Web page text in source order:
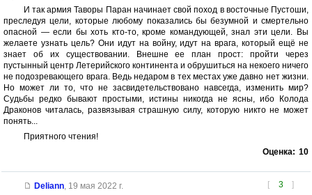
И так армия Таворы Паран начинает свой поход в восточные Пустоши,
преследуя цели, которые любому показались бы безумной и смертельно
опасной — если бы хоть кто-то, кроме командующей, знал эти цели. Вы
желаете узнать цель? Они идут на войну, идут на врага, который ещё не
знает об их существовании. Внешне ее план прост: пройти через
пустынный центр Летерийского континента и обрушиться на некоего ничего
не подозревающего врага. Ведь недаром в тех местах уже давно нет жизни.
Но может ли то, что не засвидетельствовано навсегда, изменить мир?
Судьбы редко бывают простыми, истины никогда не ясны, ибо Колода
Драконов читалась, развязывая страшную силу, которую никто не может
понять...
Приятного чтения!
Оценка: 10
[ 3 ]
Deliann, 19 мая 2022 г.